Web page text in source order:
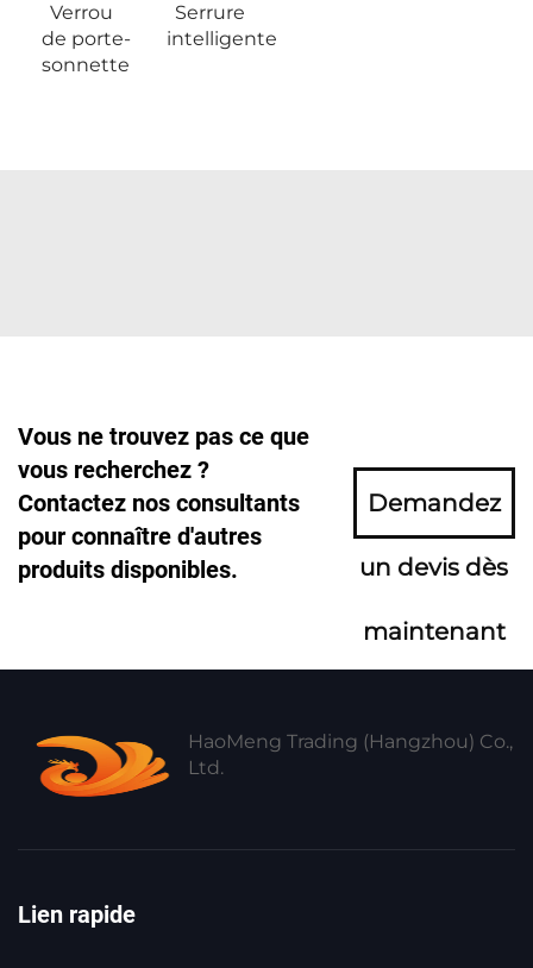
Verrou
de porte-
sonnette
Serrure
intelligente
Vous ne trouvez pas ce que
vous recherchez ?
Contactez nos consultants
pour connaître d'autres
produits disponibles.
Demandez
un devis dès
maintenant
HaoMeng Trading (Hangzhou) Co.,
Ltd.
Lien rapide